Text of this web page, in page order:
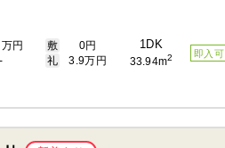
万円
-
敷
0円
礼
3.9万円
1DK
33.94m2 即入可